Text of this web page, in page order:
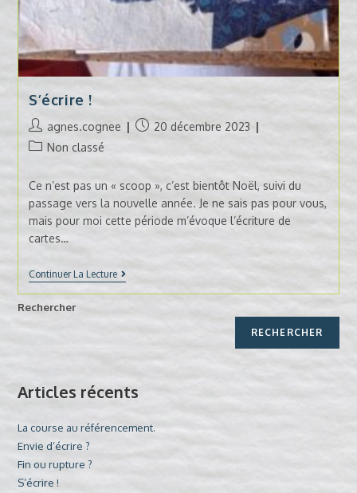
S’écrire !
Auteur/autrice
de
agnes.cognee
Publication
20 décembre 2023
PostNon classé
Ce n’est pas un « scoop », c’est bientôt Noël, suivi du
passage vers la nouvelle année. Je ne sais pas pour vous,
mais pour moi cette période m’évoque l’écriture de
cartes…
Continuer La LectureS’écrire
!
Rechercher
RECHERCHER
Articles récents
La course au référencement.
Envie d’écrire ?
Fin ou rupture ?
S’écrire !